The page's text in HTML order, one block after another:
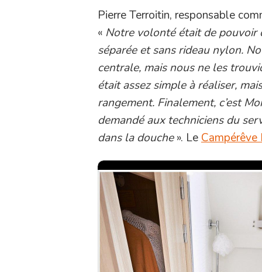
Pierre Terroitin, responsable
« Notre volonté était de pouvoir
séparée et sans rideau nylon.
centrale, mais nous ne les
était assez simple à réaliser,
rangement. Finalement, c’est
demandé aux techniciens du
dans la douche». Le